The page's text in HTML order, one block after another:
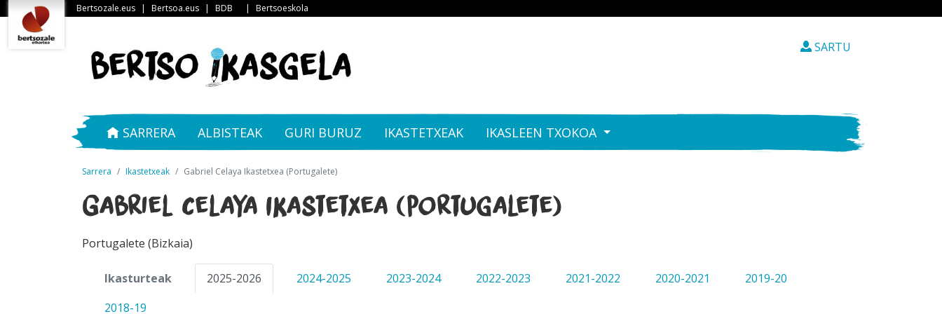
Bertsozale.eus | Bertsoa.eus | BDB | Bertsoeskola
SARTU
SARRERA ALBISTEAK GURI BURUZ IKASTETXEAK IKASLEEN TXOKOA
Sarrera Ikastetxeak Gabriel Celaya Ikastetxea (Portugalete)
Gabriel Celaya Ikastetxea (Portugalete)
Portugalete (Bizkaia)
Ikasturteak 2025-2026 2024-2025 2023-2024 2022-2023 2021-2022 2020-2021
2019-20
2018-19